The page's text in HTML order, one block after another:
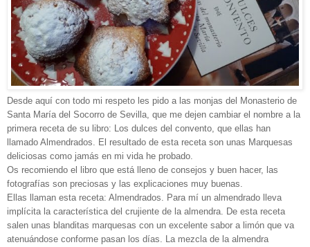
Desde aquí con todo mi respeto les pido a las monjas del Monasterio de
Santa María del Socorro de Sevilla, que me dejen cambiar el nombre a la
primera receta de su libro: Los dulces del convento, que ellas han
llamado Almendrados. El resultado de esta receta son unas Marquesas
deliciosas como jamás en mi vida he probado.
Os recomiendo el libro que está lleno de consejos y buen hacer, las
fotografías son preciosas y las explicaciones muy buenas.
Ellas llaman esta receta: Almendrados. Para mí un almendrado lleva
implícita la característica del crujiente de la almendra. De esta receta
salen unas blanditas marquesas con un excelente sabor a limón que va
atenuándose conforme pasan los días. La mezcla de la almendra